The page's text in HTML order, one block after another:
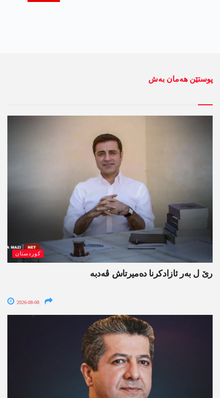
پوستێن ھەمان بەش
کوردستان
رێ ل بەر ئازادکرنا دەمیرتاش ڤەدبە
2026-08-08